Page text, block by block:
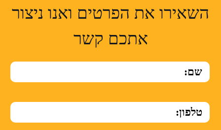
השאירו את הפרטים ואנו ניצור
אתכם קשר